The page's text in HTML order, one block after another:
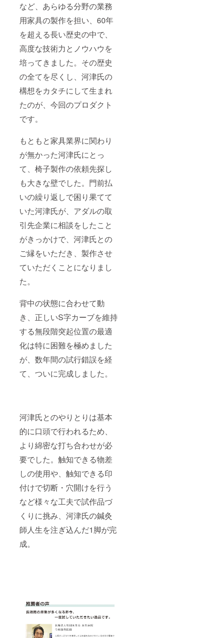
など、あらゆる分野の業務
用家具の製作を担い、60年
を超える長い歴史の中で、
高度な技術力とノウハウを
培ってきました。その歴史
の全てを尽くし、河津氏の
構想をカタチにして生まれ
たのが、今回のプロダクト
です。
もともと家具業界に関わり
が無かった河津氏にとっ
て、椅子製作の依頼先探し
も大きな壁でした。門前払
いの繰り返しで困り果てて
いた河津氏が、アダルの取
引先企業に相談をしたこと
がきっかけで、河津氏との
ご縁をいただき、製作させ
ていただくことになりまし
た。
背中の状態に合わせて動
き、正しいS字カーブを維持
する無段階突起位置の最適
化は特に困難を極めました
が、数年間の試行錯誤を経
て、ついに完成しました。
河津氏とのやりとりは基本
的に口頭で行われるため、
より綿密な打ち合わせが必
要でした。触知できる物差
しの使用や、触知できる印
付けで切断・穴開けを行う
など様々な工夫で試作品づ
くりに挑み、河津氏の鍼灸
師人生を注ぎ込んだ1脚が完
成。